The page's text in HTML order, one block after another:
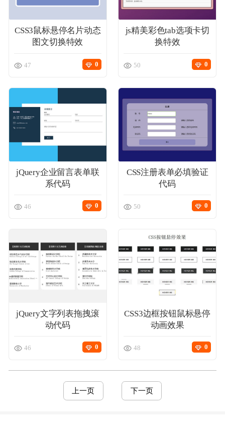
CSS3鼠标悬停名片动态
图文切换特效
47 0
js精美彩色tab选项卡切
换特效
50 0
jQuery企业留言表单联
系代码
46 0
CSS注册表单必填验证
代码
50 0
jQuery文字列表拖拽滚
动代码
46 0
CSS3边框按钮鼠标悬停
动画效果
48 0
上一页 下一页